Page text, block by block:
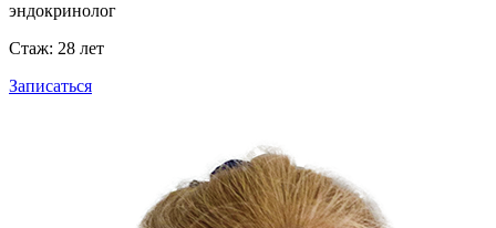
эндокринолог
Стаж: 28 лет
Записаться